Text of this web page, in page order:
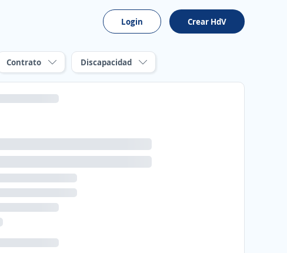
Login Crear HdV
Contrato Discapacidad